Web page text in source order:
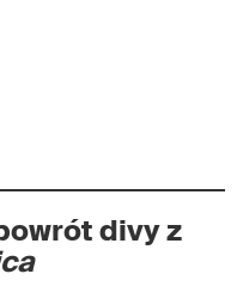
divy z